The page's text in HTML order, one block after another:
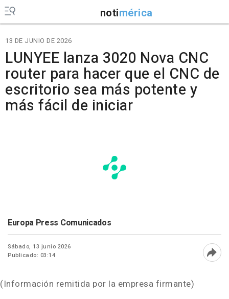
notimérica
13 DE JUNIO DE 2026
LUNYEE lanza 3020 Nova CNC
router para hacer que el CNC de
escritorio sea más potente y
más fácil de iniciar
Europa Press Comunicados
Sábado, 13 junio 2026
Publicado: 03:14
(Información remitida por la empresa firmante)